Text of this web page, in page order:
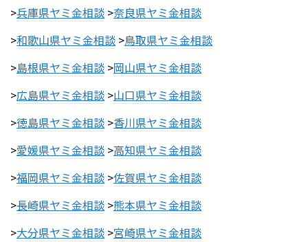
>兵庫県ヤミ金相談 >奈良県ヤミ金相談
>和歌山県ヤミ金相談 >鳥取県ヤミ金相談
>島根県ヤミ金相談 >岡山県ヤミ金相談
>広島県ヤミ金相談 >山口県ヤミ金相談
>徳島県ヤミ金相談 >香川県ヤミ金相談
>愛媛県ヤミ金相談 >高知県ヤミ金相談
>福岡県ヤミ金相談 >佐賀県ヤミ金相談
>長崎県ヤミ金相談 >熊本県ヤミ金相談
>大分県ヤミ金相談 >宮崎県ヤミ金相談